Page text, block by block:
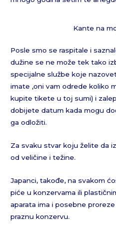
Kante na
Posle smo se raspitale i
dužine se ne može tek tako
specijalne službe koje
imate ,oni vam odrede koliko
kupite tikete u toj sumi) i
dobijete datum kada mogu
ga odložiti.
Za svaku stvar koju želite da
od veličine i težine.
Japanci, takođe, na svakom
piće u konzervama ili
aparata ima i posebne
praznu konzervu.